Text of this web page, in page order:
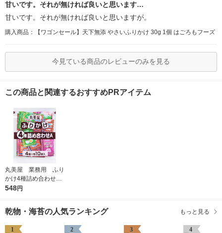
甘いです。それが無ければ良いと思います…
甘いです。それが無ければ良いと思いますが。
購入商品：【ワゴンセール】天下無添 やさいふりかけ 30g 1個 はごろもフーズ
今見ている商品のレビューのみを見る
この商品と関連するおすすめPRアイテム
丸美屋 業務用 ふり
かけ4種詰め合わせ
1個（2.5g×40袋) 4
548円
乾物・海苔の人気ランキング もっと見る
1 2 3 4